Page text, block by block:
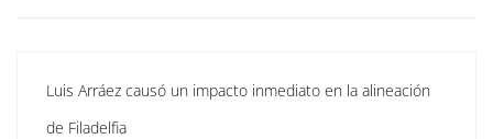
Luis Arráez causó un impacto inmediato en la alineación
de Filadelfia